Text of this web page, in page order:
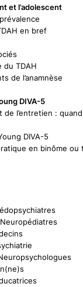
et l’adolescent
en bref
du TDAH
de l’anamnèse
DIVA-5
de l’entretien :
DIVA-5
en binôme ou